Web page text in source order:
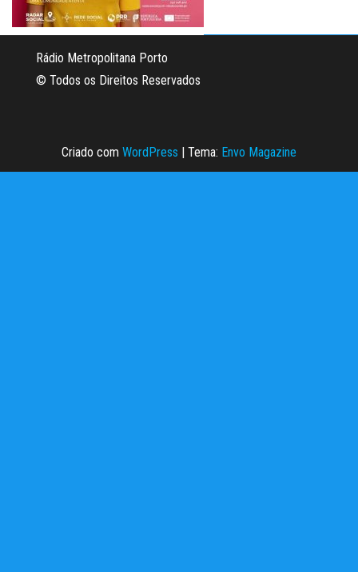
Rádio Metropolitana Porto
© Todos os Direitos Reservados
Criado com WordPress | Tema: Envo Magazine